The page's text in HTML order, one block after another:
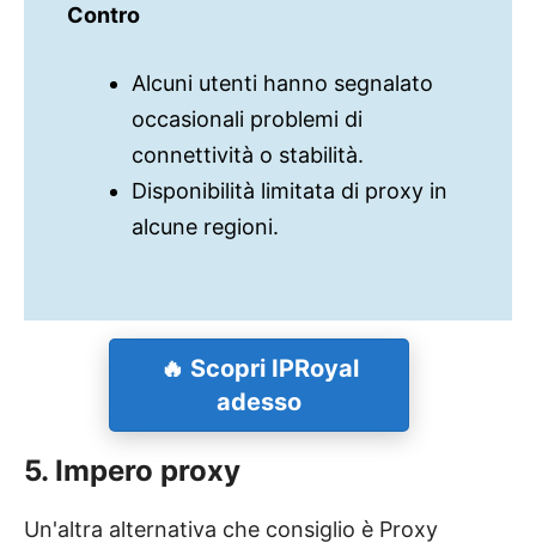
Contro
Alcuni utenti hanno segnalato
occasionali problemi di
connettività o stabilità.
Disponibilità limitata di proxy in
alcune regioni.
🔥 Scopri IPRoyal
adesso
5. Impero proxy
Un'altra alternativa che consiglio è Proxy